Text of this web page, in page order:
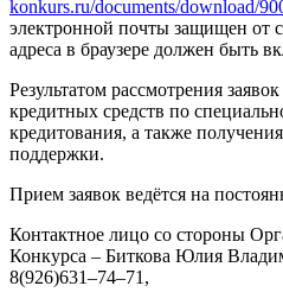
konkurs.ru/documents/download/
электронной почты защищен от
адреса в браузере должен быть
Результатом рассмотрения
кредитных средств по
кредитования, а также
поддержки.
Прием заявок ведётся на
Контактное лицо со стороны
Конкурса – Биткова Юлия
8(926)631–74–71,